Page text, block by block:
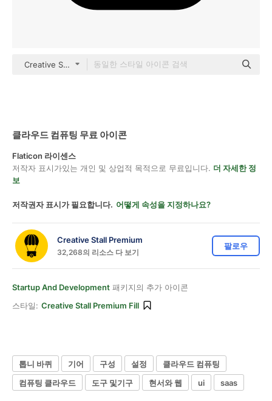
Creative Stall Premium Fill
클라우드 컴퓨팅 무료 아이콘
Flaticon 라이센스
저작자 표시가있는 개인 및 상업적 목적으로 무료입니다. 더 자세한 정
보
저작권자 표시가 필요합니다. 어떻게 속성을 지정하나요?
Creative Stall Premium
32,268의 리소스 다 보기
팔로우
Startup And Development 패키지의 추가 아이콘
스타일: Creative Stall Premium Fill
톱니 바퀴 기어 구성 설정
클라우드 컴퓨팅
컴퓨팅 클라우드
도구 및기구 현서와 웹 ui saas